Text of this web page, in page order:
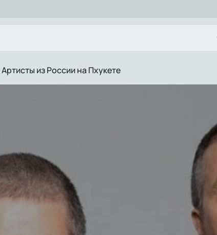
Артисты из России на Пхукете